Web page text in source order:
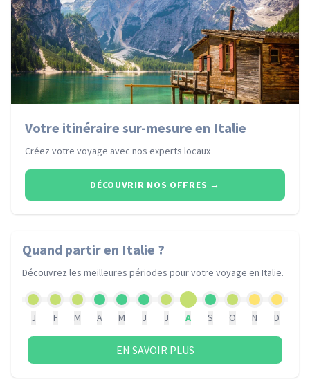
Votre itinéraire sur-mesure en Italie
Créez votre voyage avec nos experts locaux
DÉCOUVRIR NOS OFFRES →
Quand partiren Italie ?
Découvrez les meilleures périodes pour votre voyage en Italie.
J F M A M J J A S O N D
EN SAVOIR PLUS